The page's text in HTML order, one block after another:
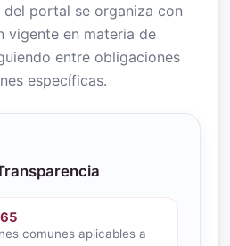
portal se organiza con
vigente en materia de
entre obligaciones
específicas.
comunes aplicables a